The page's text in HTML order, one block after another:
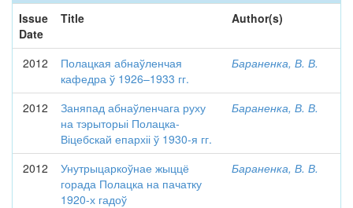
Issue
Date
Title Author(s)
2012
Полацкая абнаўленчая
кафедра ў 1926–1933 гг.
Бараненка, В. В.
2012
Заняпад абнаўленчага руху
на тэрыторыі Полацка-
Віцебскай епархіі ў 1930-я гг.
Бараненка, В. В.
2012
Унутрыцаркоўнае жыццё
горада Полацка на пачатку
1920-х гадоў
Бараненка, В. В.